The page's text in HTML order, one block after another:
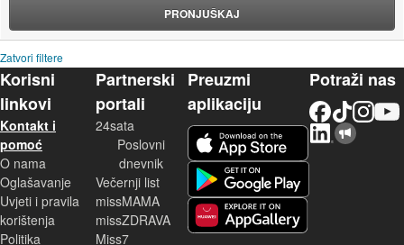
PRONJUŠKAJ
Zatvori filtere
Korisni
linkovi
Kontakt i
pomoć
O nama
Oglašavanje
Uvjeti i pravila
korištenja
Politika
Partnerski
portali
24sata
Poslovni
dnevnik
Večernji list
missMAMA
missZDRAVA
Miss7
Preuzmi
aplikaciju
Potraži nas